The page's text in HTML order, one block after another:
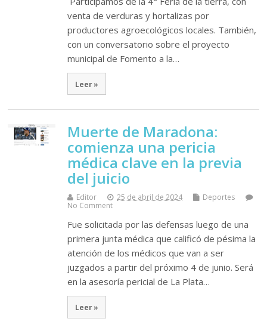
venta de verduras y hortalizas por
productores agroecológicos locales. También,
con un conversatorio sobre el proyecto
municipal de Fomento a la…
Leer »
Muerte de Maradona:
comienza una pericia
médica clave en la previa
del juicio
Editor 25 de abril de 2024
Deportes
No Comment
Fue solicitada por las defensas luego de una
primera junta médica que calificó de pésima la
atención de los médicos que van a ser
juzgados a partir del próximo 4 de junio. Será
en la asesoría pericial de La Plata…
Leer »